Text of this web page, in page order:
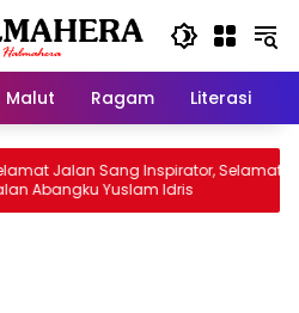
Malut Ragam Literasi
Jalan Sang Inspirator, Selamat
Yuslam Idris